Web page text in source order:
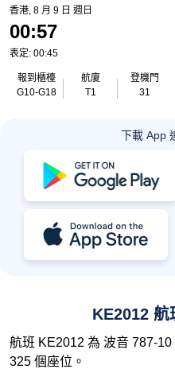
香港, 8 月 9 日 週日
00:57
表定: 00:45
報到櫃檯
G10-G18
航廈
T1
登機門
31
下載 App
KE2012 航
航班 KE2012 為 波音 787-
325 個座位。